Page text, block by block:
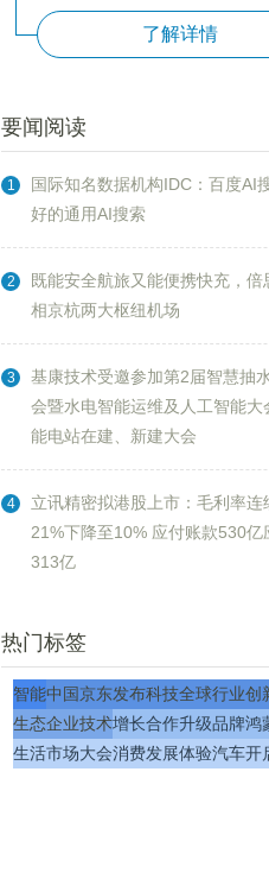
了解详情
要闻阅读
1
国际知名数据机构IDC：百度AI
好的通用AI搜索
2
既能安全航旅又能便携快充，倍
相京杭两大枢纽机场
3
基康技术受邀参加第2届智慧抽
会暨水电智能运维及人工智能大
能电站在建、新建大会
4
立讯精密拟港股上市：毛利率连
21%下降至10% 应付账款530亿
313亿
热门标签
智能中国京东发布科技全球行业创
生态企业技术增长合作升级品牌鸿
生活市场大会消费发展体验汽车开